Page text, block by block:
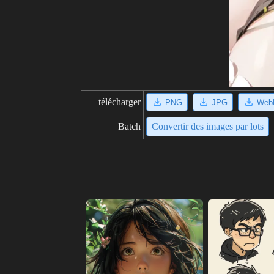
télécharger PNG JPG
Batch Convertir des images par lots